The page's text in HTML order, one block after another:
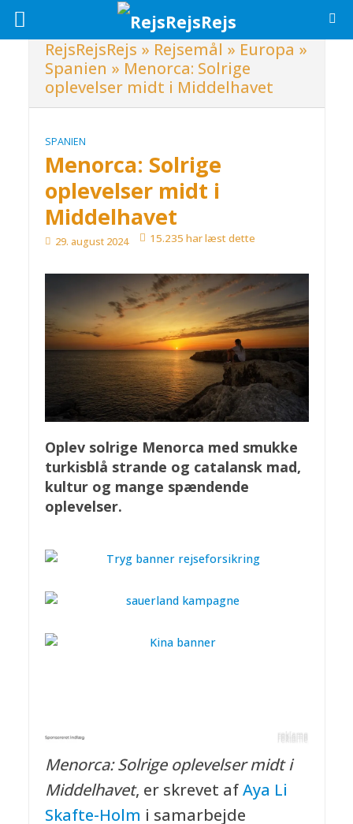
RejsRejsRejs » Rejsemål » Europa »
Spanien » Menorca: Solrige
oplevelser midt i Middelhavet
SPANIEN
Menorca: Solrige
oplevelser midt i
Middelhavet
29. august 2024 15.235 har læst dette
Oplev solrige Menorca med smukke
turkisblå strande og catalansk mad,
kultur og mange spændende
oplevelser.
Menorca: Solrige oplevelser midt i
Middelhavet, er skrevet afAya Li
Skafte-Holm i samarbejde